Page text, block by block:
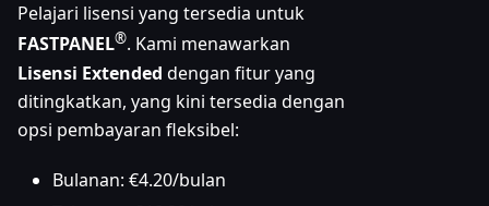
Pelajari lisensi yang tersedia untuk
FASTPANEL®. Kami menawarkan
Lisensi Extended dengan fitur yang
ditingkatkan, yang kini tersedia dengan
opsi pembayaran fleksibel:
Bulanan: €4.20/bulan